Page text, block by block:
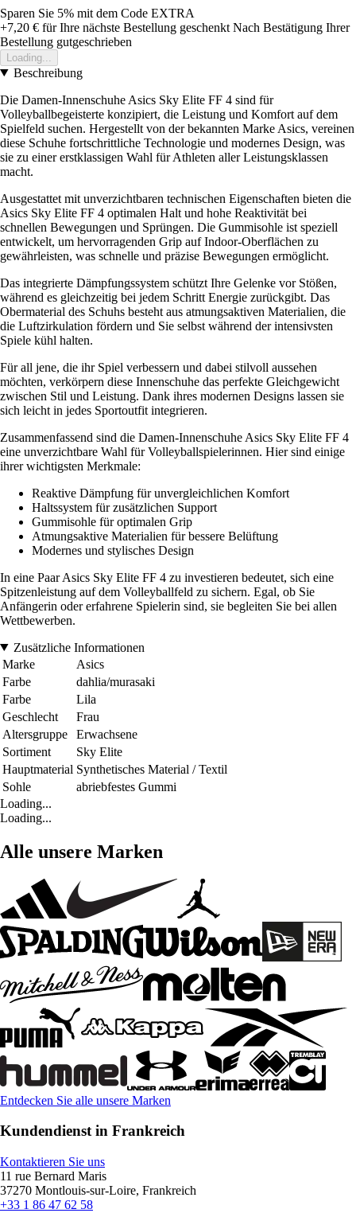
Sparen Sie 5% mit dem Code EXTRA
+7,20 € für Ihre nächste Bestellung geschenkt Nach Bestätigung Ihrer
Bestellung gutgeschrieben
Loading...
Beschreibung
Die Damen-Innenschuhe Asics Sky Elite FF 4 sind für
Volleyballbegeisterte konzipiert, die Leistung und Komfort auf dem
Spielfeld suchen. Hergestellt von der bekannten Marke Asics, vereinen
diese Schuhe fortschrittliche Technologie und modernes Design, was
sie zu einer erstklassigen Wahl für Athleten aller Leistungsklassen
macht.
Ausgestattet mit unverzichtbaren technischen Eigenschaften bieten die
Asics Sky Elite FF 4 optimalen Halt und hohe Reaktivität bei
schnellen Bewegungen und Sprüngen. Die Gummisohle ist speziell
entwickelt, um hervorragenden Grip auf Indoor-Oberflächen zu
gewährleisten, was schnelle und präzise Bewegungen ermöglicht.
Das integrierte Dämpfungssystem schützt Ihre Gelenke vor Stößen,
während es gleichzeitig bei jedem Schritt Energie zurückgibt. Das
Obermaterial des Schuhs besteht aus atmungsaktiven Materialien, die
die Luftzirkulation fördern und Sie selbst während der intensivsten
Spiele kühl halten.
Für all jene, die ihr Spiel verbessern und dabei stilvoll aussehen
möchten, verkörpern diese Innenschuhe das perfekte Gleichgewicht
zwischen Stil und Leistung. Dank ihres modernen Designs lassen sie
sich leicht in jedes Sportoutfit integrieren.
Zusammenfassend sind die Damen-Innenschuhe Asics Sky Elite FF 4
eine unverzichtbare Wahl für Volleyballspielerinnen. Hier sind einige
ihrer wichtigsten Merkmale:
Reaktive Dämpfung für unvergleichlichen Komfort
Haltssystem für zusätzlichen Support
Gummisohle für optimalen Grip
Atmungsaktive Materialien für bessere Belüftung
Modernes und stylisches Design
In eine Paar Asics Sky Elite FF 4 zu investieren bedeutet, sich eine
Spitzenleistung auf dem Volleyballfeld zu sichern. Egal, ob Sie
Anfängerin oder erfahrene Spielerin sind, sie begleiten Sie bei allen
Wettbewerben.
Zusätzliche Informationen
Marke
Asics
Farbe
dahlia/murasaki
Farbe
Lila
Geschlecht
Frau
Altersgruppe
Erwachsene
Sortiment
Sky Elite
Hauptmaterial Synthetisches Material / Textil
Sohle
abriebfestes Gummi
Loading...
Loading...
Alle unsere Marken
Entdecken Sie alle unsere Marken
Kundendienst in Frankreich
Kontaktieren Sie uns
11 rue Bernard Maris
37270 Montlouis-sur-Loire, Frankreich
+33 1 86 47 62 58